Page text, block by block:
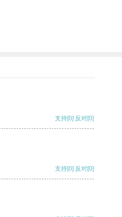
支持[0] 反对[0]
支持[0] 反对[0]